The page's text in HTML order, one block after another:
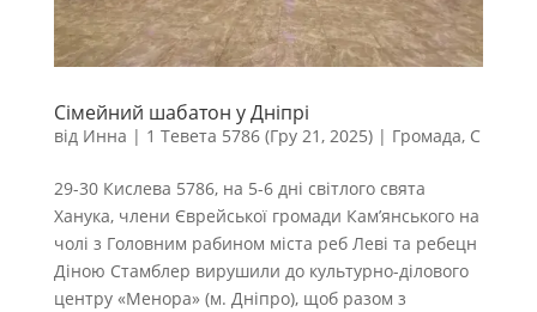
Сімейний шабатон у Дніпрі
від Инна | 1 Тевета 5786 (Гру 21, 2025)| Громада, С
29-30 Кислева 5786, на 5-6 дні світлого свята
Ханука, члени Єврейської громади Кам’янського на
чолі з Головним рабином міста реб Леві та ребецн
Діною Стамблер вирушили до культурно-ділового
центру «Менора» (м. Дніпро), щоб разом з